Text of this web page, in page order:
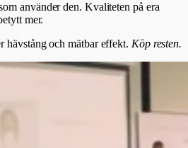
använder den. Kvaliteten på era
mer.
hävstång och mätbar effekt. Köp resten.